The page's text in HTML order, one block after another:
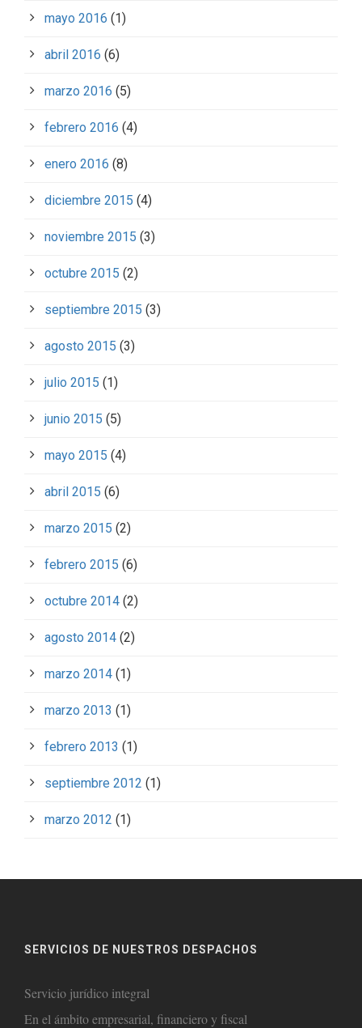
mayo 2016 (1)
abril 2016 (6)
marzo 2016 (5)
febrero 2016 (4)
enero 2016 (8)
diciembre 2015 (4)
noviembre 2015 (3)
octubre 2015 (2)
septiembre 2015 (3)
agosto 2015 (3)
julio 2015 (1)
junio 2015 (5)
mayo 2015 (4)
abril 2015 (6)
marzo 2015 (2)
febrero 2015 (6)
octubre 2014 (2)
agosto 2014 (2)
marzo 2014 (1)
marzo 2013 (1)
febrero 2013 (1)
septiembre 2012 (1)
marzo 2012 (1)
SERVICIOS DE NUESTROS DESPACHOS
Servicio jurídico integral
En el ámbito empresarial, financiero y fiscal